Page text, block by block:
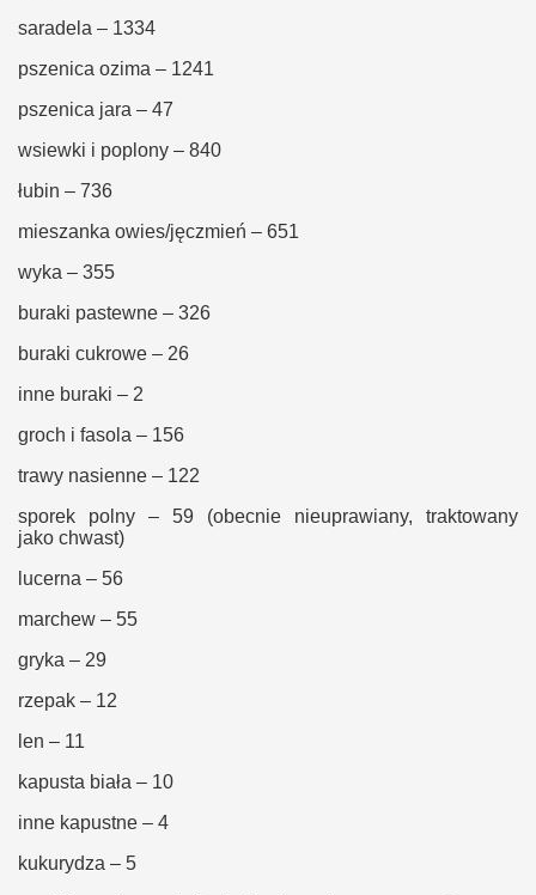
saradela – 1334
pszenica ozima – 1241
pszenica jara – 47
wsiewki i poplony – 840
łubin – 736
mieszanka owies/jęczmień – 651
wyka – 355
buraki pastewne – 326
buraki cukrowe – 26
inne buraki – 2
groch i fasola – 156
trawy nasienne – 122
sporek polny – 59 (obecnie nieuprawiany, traktowany
jako chwast)
lucerna – 56
marchew – 55
gryka – 29
rzepak – 12
len – 11
kapusta biała – 10
inne kapustne – 4
kukurydza – 5